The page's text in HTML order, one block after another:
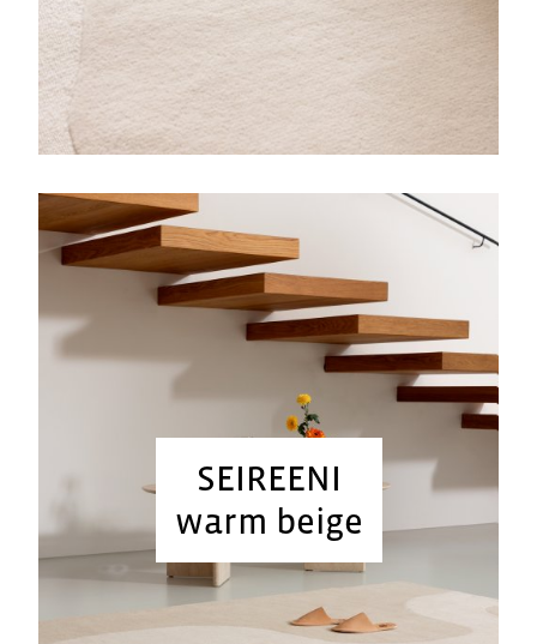
SEIREENI
warm beige